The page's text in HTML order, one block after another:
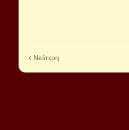
Νεότερη